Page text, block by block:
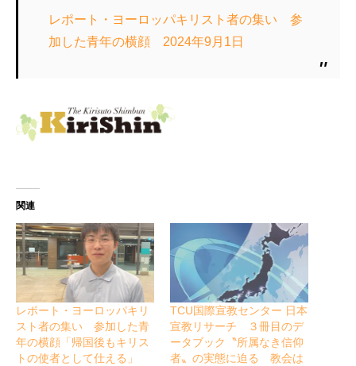
レポート・ヨーロッパキリスト者の集い 参
加した青年の横顔 2024年9月1日
関連
レポート・ヨーロッパキリ
スト者の集い 参加した青
年の横顔「帰国後もキリス
トの使者として仕える」
TCU国際宣教センター 日本
宣教リサーチ ３冊目のデ
ータブック〝所属なき信仰
者〟の実態に迫る 教会は